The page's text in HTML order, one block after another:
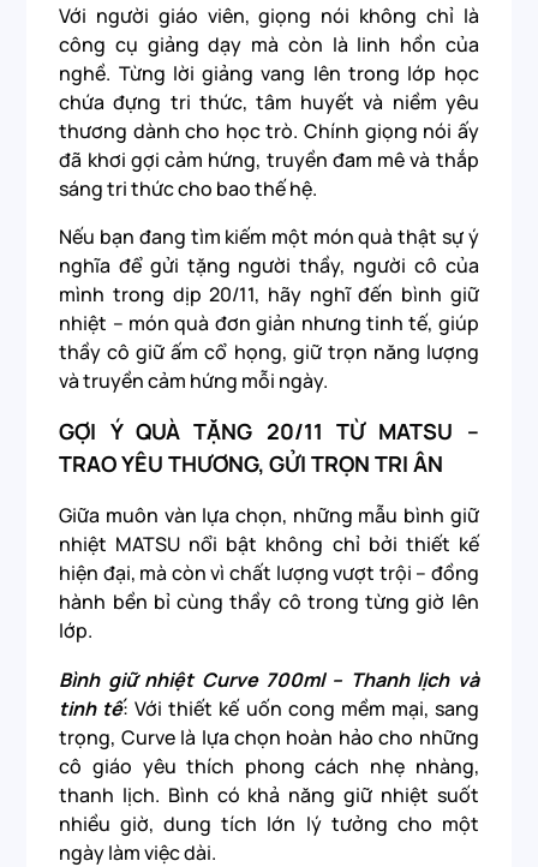
Với người giáo viên, giọng nói không chỉ là
công cụ giảng dạy mà còn là linh hồn của
nghề. Từng lời giảng vang lên trong lớp học
chứa đựng tri thức, tâm huyết và niềm yêu
thương dành cho học trò. Chính giọng nói ấy
đã khơi gợi cảm hứng, truyền đam mê và thắp
sáng tri thức cho bao thế hệ.
Nếu bạn đang tìm kiếm một món quà thật sự ý
nghĩa để gửi tặng người thầy, người cô của
mình trong dịp 20/11, hãy nghĩ đến bình giữ
nhiệt – món quà đơn giản nhưng tinh tế, giúp
thầy cô giữ ấm cổ họng, giữ trọn năng lượng
và truyền cảm hứng mỗi ngày.
GỢI Ý QUÀ TẶNG 20/11 TỪ MATSU –
TRAO YÊU THƯƠNG, GỬI TRỌN TRI ÂN
Giữa muôn vàn lựa chọn, những mẫu bình giữ
nhiệt MATSU nổi bật không chỉ bởi thiết kế
hiện đại, mà còn vì chất lượng vượt trội – đồng
hành bền bỉ cùng thầy cô trong từng giờ lên
lớp.
Bình giữ nhiệt Curve 700ml – Thanh lịch và
tinh tế: Với thiết kế uốn cong mềm mại, sang
trọng, Curve là lựa chọn hoàn hảo cho những
cô giáo yêu thích phong cách nhẹ nhàng,
thanh lịch. Bình có khả năng giữ nhiệt suốt
nhiều giờ, dung tích lớn lý tưởng cho một
ngày làm việc dài.